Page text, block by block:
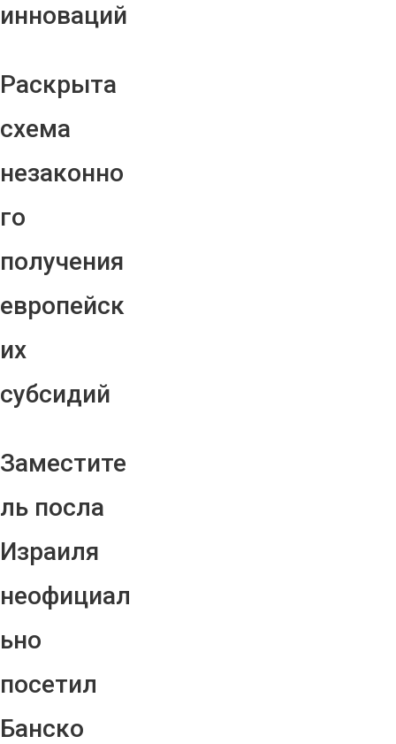
инноваций
Раскрыта
схема
незаконно
го
получения
европейск
их
субсидий
Заместите
ль посла
Израиля
неофициал
ьно
посетил
Банско